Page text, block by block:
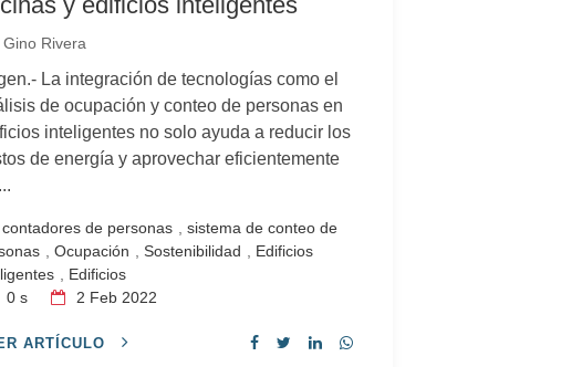
Gino Rivera
La integración de tecnologías como el
de ocupación y conteo de personas en
inteligentes no solo ayuda a reducir los
de energía y aprovechar eficientemente
contadores de personas , sistema de conteo de
, Ocupación , Sostenibilidad , Edificios
, Edificios
0 s
2 Feb 2022
ARTÍCULO